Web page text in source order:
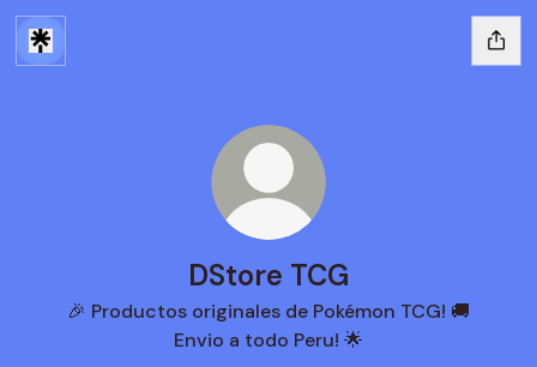
DStore TCG
🎉 Productos originales de Pokémon TCG! 🚚
Envio a todo Peru! 🌟